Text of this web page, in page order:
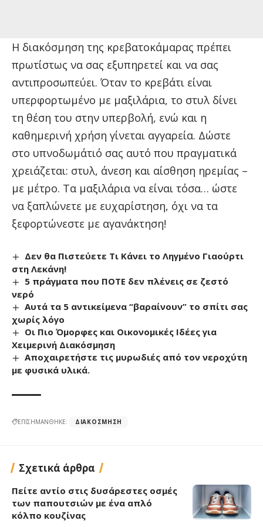
Η διακόσμηση της κρεβατοκάμαρας πρέπει
πρωτίστως να σας εξυπηρετεί και να σας
αντιπροσωπεύει. Όταν το κρεβάτι είναι
υπερφορτωμένο με μαξιλάρια, το στυλ δίνει
τη θέση του στην υπερβολή, ενώ και η
καθημερινή χρήση γίνεται αγγαρεία. Δώστε
στο υπνοδωμάτιό σας αυτό που πραγματικά
χρειάζεται: στυλ, άνεση και αίσθηση ηρεμίας –
με μέτρο. Τα μαξιλάρια να είναι τόσα… ώστε
να ξαπλώνετε με ευχαρίστηση, όχι να τα
ξεφορτώνεστε με αγανάκτηση!
Δεν θα Πιστεύετε Τι Κάνει το Ληγμένο Γιαούρτι
στη Λεκάνη!
5 πράγματα που ΠΟΤΕ δεν πλένεις σε ζεστό
νερό
Αυτά τα 5 αντικείμενα “βαραίνουν” το σπίτι σας
χωρίς λόγο
Οι Πιο Όμορφες και Οικονομικές Ιδέες για
Χειμερινή Διακόσμηση
Αποχαιρετήστε τις μυρωδιές από τον νεροχύτη
με φυσικά υλικά.
ΕΠΙΣΗΜΑΝΘΗΚΕ: ΔΙΑΚΌΣΜΗΣΗ
Σχετικά άρθρα
Πείτε αντίο στις δυσάρεστες οσμές
των παπουτσιών με ένα απλό
κόλπο κουζίνας